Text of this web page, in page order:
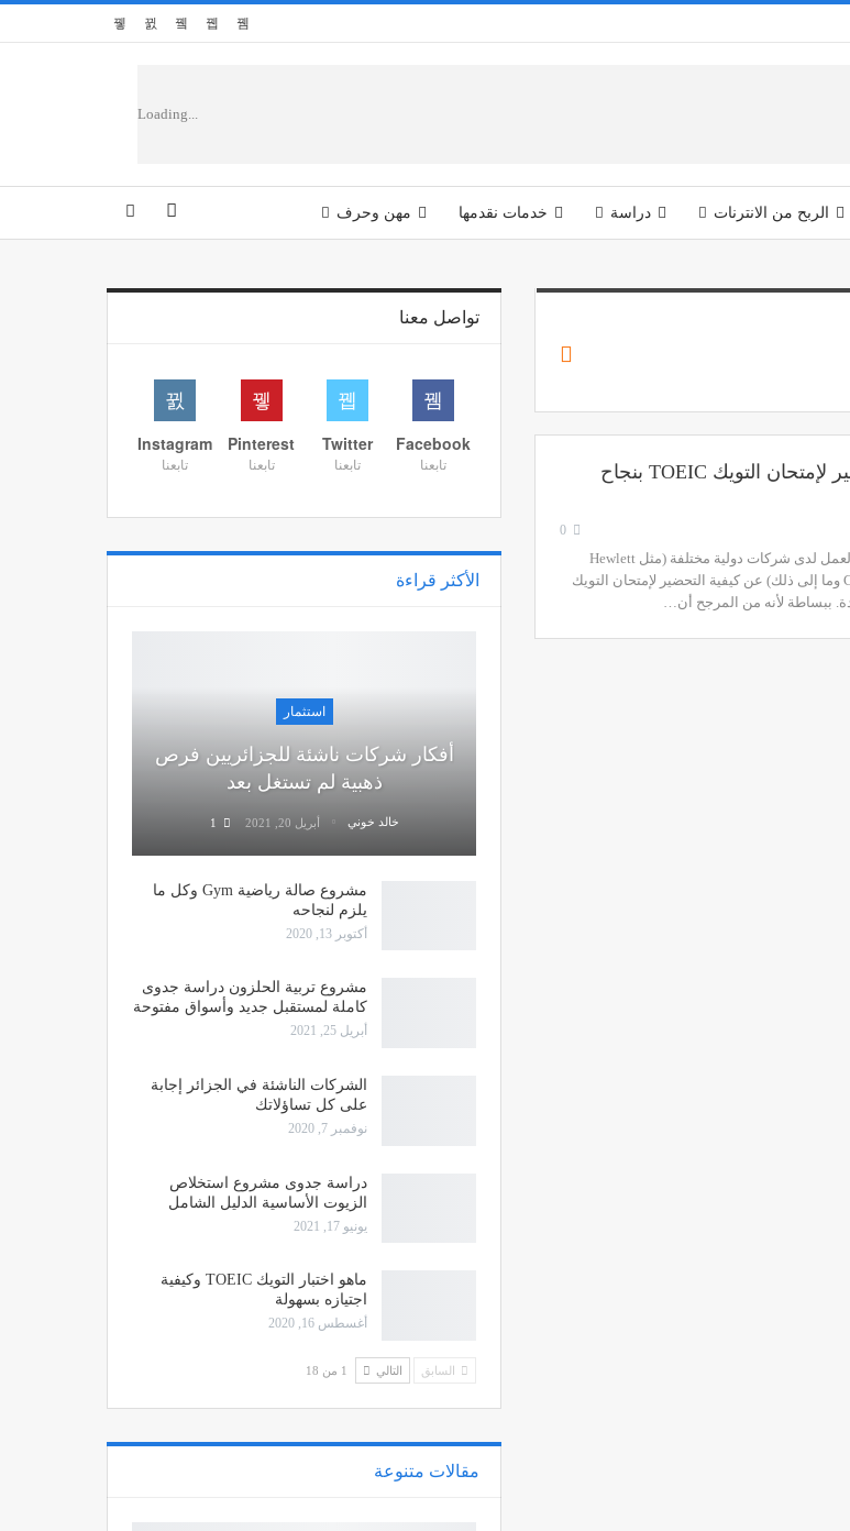
Loading...
الربح من الانترنات دراسة خدمات نقدمها مهن وحرف
دليلك التفصيلي لـ كيفية التحضير لإمتحان التويك TOEIC بنجاح
يستفسر الكثير من الأشخاص المهتمين بالعمل لدى شركات دولية مختلفة (مثل Hewlett
Packard و Procter & Gamble و Coca-Cola وما إلى ذلك) عن كيفية التحضير لإمتحان التويك
تواصل معنا
Facebook
تابعنا
Twitter
تابعنا
Pinterest
تابعنا
Instagram
تابعنا
الأكثر قراءة
استثمار
أفكار شركات ناشئة للجزائريين فرص
ذهبية لم تستغل بعد
خالد خوني أبريل 20, 2021
مشروع صالة رياضية Gym وكل ما
يلزم لنجاحه
أكتوبر 13, 2020
مشروع تربية الحلزون دراسة جدوى
كاملة لمستقبل جديد وأسواق مفتوحة
أبريل 25, 2021
الشركات الناشئة في الجزائر إجابة
على كل تساؤلاتك
نوفمبر 7, 2020
دراسة جدوى مشروع استخلاص
الزيوت الأساسية الدليل الشامل
يونيو 17, 2021
ماهو اختبار التويك TOEIC وكيفية
اجتيازه بسهولة
أغسطس 16, 2020
السابق التالي 1 من 18
مقالات متنوعة